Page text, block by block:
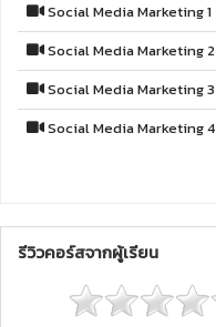
Social Media Marketing 1
Social Media Marketing 2
Social Media Marketing 3
Social Media Marketing 4
รีวิวคอร์สจากผู้เรียน